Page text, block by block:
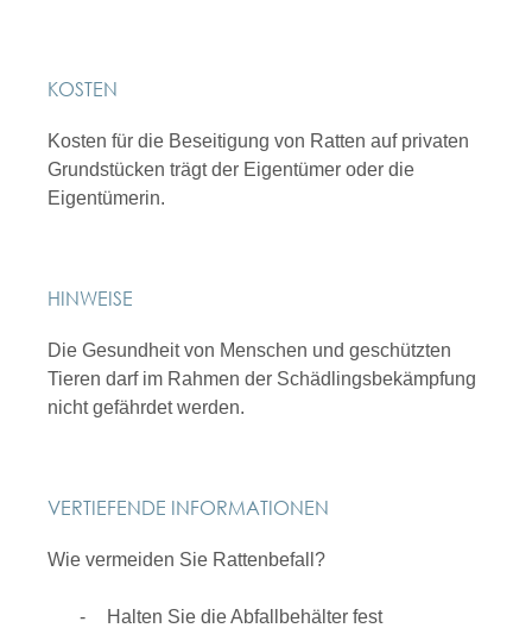
KOSTEN
Kosten für die Beseitigung von Ratten auf privaten
Grundstücken trägt der Eigentümer oder die
Eigentümerin.
HINWEISE
Die Gesundheit von Menschen und geschützten
Tieren darf im Rahmen der Schädlingsbekämpfung
nicht gefährdet werden.
VERTIEFENDE INFORMATIONEN
Wie vermeiden Sie Rattenbefall?
Halten Sie die Abfallbehälter fest